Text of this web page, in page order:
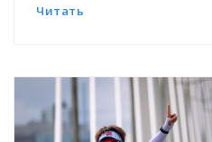
Читать